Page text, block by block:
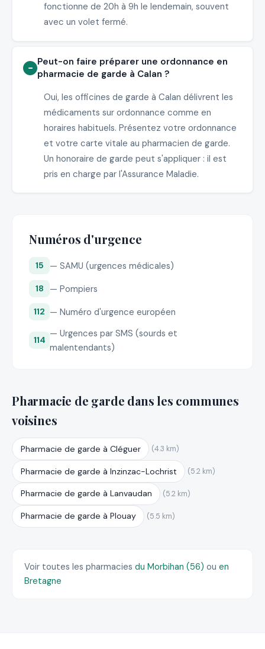
fonctionne de 20h à 9h le lendemain, souvent
avec un volet fermé.
Peut-on faire préparer une ordonnance en
pharmacie de garde à Calan ?
Oui, les officines de garde à Calan délivrent les
médicaments sur ordonnance comme en
horaires habituels. Présentez votre ordonnance
et votre carte vitale au pharmacien de garde.
Un honoraire de garde peut s'appliquer : il est
pris en charge par l'Assurance Maladie.
Numéros d'urgence
15 — SAMU (urgences médicales)
18 — Pompiers
112 — Numéro d'urgence européen
114
— Urgences par SMS (sourds et
malentendants)
Pharmacie de garde dans les communes
voisines
Pharmacie de garde à Cléguer (4.3 km)
Pharmacie de garde à Inzinzac-Lochrist (5.2 km)
Pharmacie de garde à Lanvaudan (5.2 km)
Pharmacie de garde à Plouay (5.5 km)
Voir toutes les pharmacies du Morbihan (56) ou en
Bretagne